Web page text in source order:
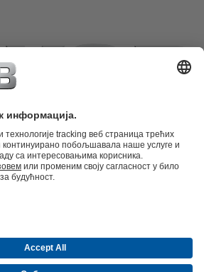
delovi
Career opportunities at KSB